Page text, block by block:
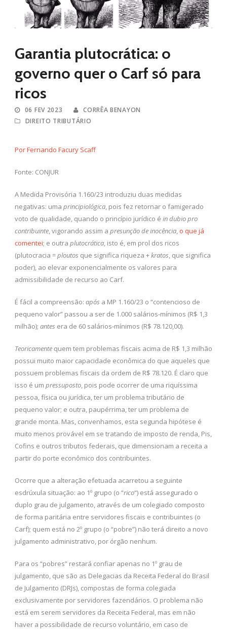
Garantia plutocrática: o
governo quer o Carf só para
ricos
06 FEV 2023
CORRÊA BENAYON
DIREITO TRIBUTÁRIO
Por Fernando Facury Scaff
Fonte: CONJUR
A Medida Provisória 1.160/23 introduziu duas medidas
negativas: uma principiológica, pois fez retornar o famigerado
voto de qualidade, quando o princípio jurídico é in dubio pro
contribuinte, vigorando assim a presunção de inocência, o que já
comentei; e outra plutocrática, isto é, em prol dos ricos
(plutocracia =ploutos que significa riqueza +kratos, que significa
poder), ao elevar exponencialmente os valores para
admissibilidade de recurso ao Carf.
É fácil a compreensão: após a MP 1.160/23 o “contencioso de
pequeno valor” passou a ser de 1.000 salários-mínimos (R$ 1,3
milhão); antes era de 60 salários-mínimos (R$ 78.120,00).
Teoricamente quem tem problemas fiscais acima de R$ 1,3 milhão
possui muito maior capacidade econômica do que aqueles que
possuem problemas fiscais da ordem de R$ 78.120. É claro que
isso é um pressuposto, pois pode ocorrer de uma riquíssima
pessoa, física ou jurídica, ter um problema tributário de
pequeno valor; e outra, paupérrima, ter um problema de
grande monta. Mas, convenhamos, esta segunda hipótese é
muito menos provável em se tratando de imposto de renda, Pis,
Cofins e outros tributos federais, que dimensionam a receita a
partir do porte econômico dos contribuintes.
Ocorre que a alteração efetuada acarretou a seguinte
esdrúxula situação: ao 1º grupo (o “rico“) está assegurado o
duplo grau de julgamento, através de um colegiado composto
de forma paritária entre servidores fiscais e contribuintes (o
Carf); quem está no 2º grupo (o “pobre”) não terá direito a novo
julgamento administrativo, por órgão nenhum.
Para os “pobres” restará confiar apenas no 1º grau de
julgamento, que são as Delegacias da Receita Federal do Brasil
de Julgamento (DRJs), compostas de forma colegiada
exclusivamente por servidores fazendários. O problema não
está em serem servidores da Receita Federal, mas em não
haver a possibilidade de recurso voluntário, em caso de